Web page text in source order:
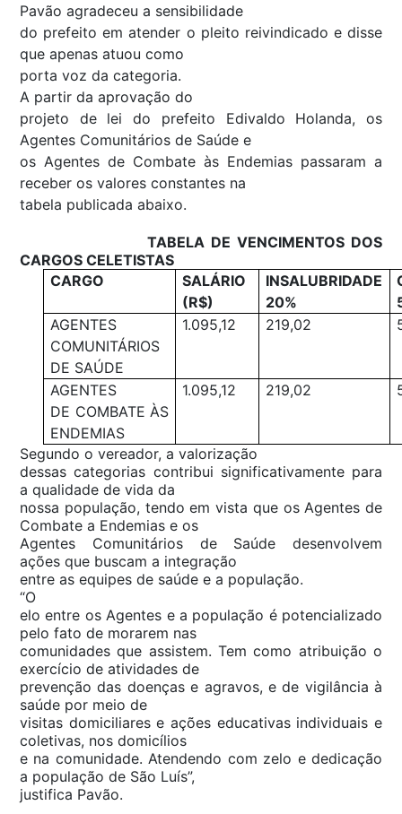
Pavão agradeceu a sensibilidade
do prefeito em atender o pleito reivindicado e disse
que apenas atuou como
porta voz da categoria.
A partir da aprovação do
projeto de lei do prefeito Edivaldo Holanda, os
Agentes Comunitários de Saúde e
os Agentes de Combate às Endemias passaram a
receber os valores constantes na
tabela publicada abaixo.
TABELA DE VENCIMENTOS DOS
CARGOS CELETISTAS
CARGO
SALÁRIO
(R$)
INSALUBRIDADE
20%
AGENTES
COMUNITÁRIOS
DE SAÚDE
1.095,12 219,02
AGENTES
DE COMBATE ÀS
ENDEMIAS
1.095,12 219,02
Segundo o vereador, a valorização
dessas categorias contribui significativamente para
a qualidade de vida da
nossa população, tendo em vista que os Agentes de
Combate a Endemias e os
Agentes Comunitários de Saúde desenvolvem
ações que buscam a integração
entre as equipes de saúde e a população.
“O
elo entre os Agentes e a população é potencializado
pelo fato de morarem nas
comunidades que assistem. Tem como atribuição o
exercício de atividades de
prevenção das doenças e agravos, e de vigilância à
saúde por meio de
visitas domiciliares e ações educativas individuais e
coletivas, nos domicílios
e na comunidade. Atendendo com zelo e dedicação
a população de São Luís”,
justifica Pavão.